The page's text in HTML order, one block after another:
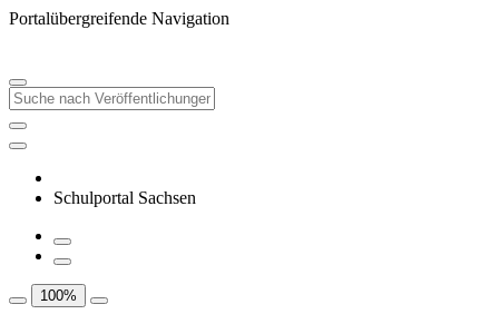
Portalübergreifende Navigation
Schulportal Sachsen
100%